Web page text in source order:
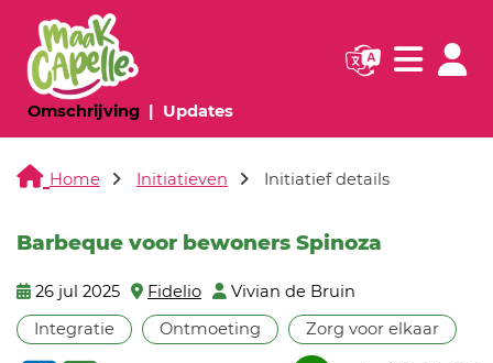
Omschrijving(huidige pagina)
Updates(huidige pagina)
Navigatie
Home Initiatieven Initiatief details
Barbeque voor bewoners Spinoza
26 jul 2025 Fidelio
Vivian de Bruin
Integratie
Ontmoeting Zorg voor elkaar